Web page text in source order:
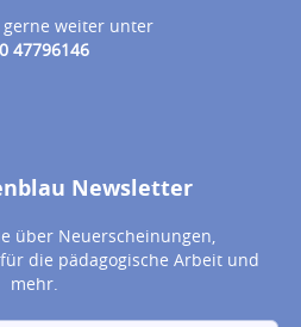
weiter unter
47796146
Newsletter
über Neuerscheinungen,
die pädagogische Arbeit und
mehr.